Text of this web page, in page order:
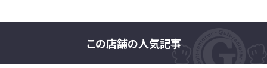
この店舗の人気記事